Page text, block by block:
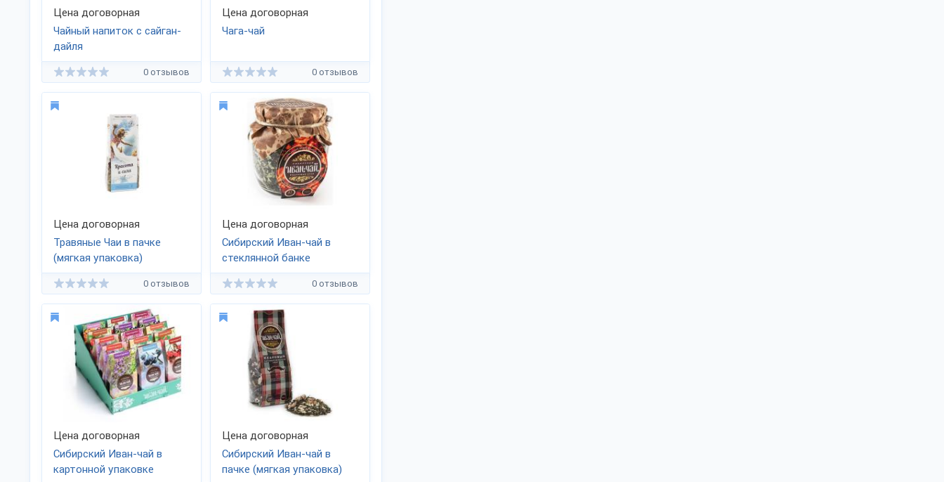
Цена договорная
Чайный напиток с сайган-
дайля
0 отзывов
Цена договорная
Чага-чай
0 отзывов
Цена договорная
Травяные Чаи в пачке
(мягкая упаковка)
0 отзывов
Цена договорная
Сибирский Иван-чай в
стеклянной банке
0 отзывов
Цена договорная
Сибирский Иван-чай в
картонной упаковке
Цена договорная
Сибирский Иван-чай в
пачке (мягкая упаковка)